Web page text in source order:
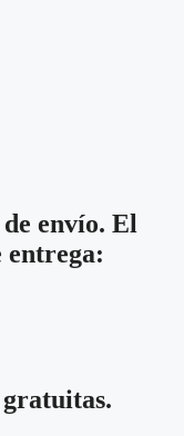
envío. El
entrega:
gratuitas.